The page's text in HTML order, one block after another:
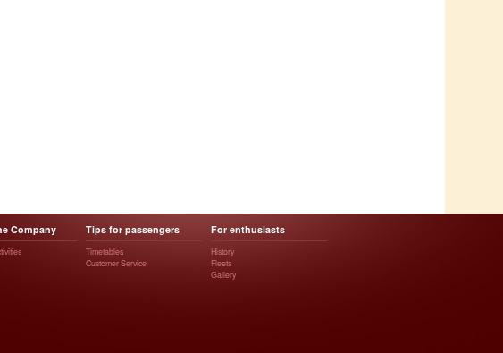
Company Tips for passengers
Timetables
Customer Service
For enthusiasts
History
Fleets
Gallery